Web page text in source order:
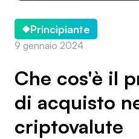
Principiante
9 gennaio 2024
Che cos'è il
di acquisto
criptovalute